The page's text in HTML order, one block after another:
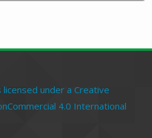
licensed under a Creative
4.0 International